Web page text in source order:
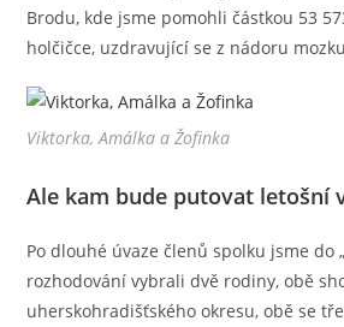
Brodu, kde jsme pomohli částkou 53
holčičce, uzdravující se z nádoru
Viktorka, Amálka a Žofinka
Ale kam bude putovat letošní
Po dlouhé úvaze členů spolku jsme do
rozhodování vybrali dvě rodiny, obě
uherskohradišťského okresu, obě se